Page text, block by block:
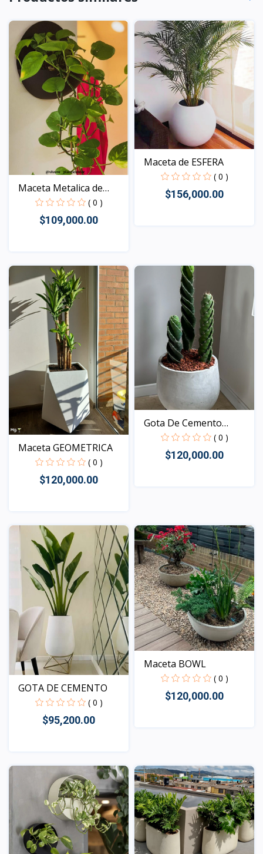
Maceta Metalica de
pare...
( 0 )
$109,000.00
Vista
Maceta de ESFERA
( 0 )
$156,000.00
Maceta GEOMETRICA
( 0 )
$120,000.00
Vista
Gota De Cemento
GORDA
( 0 )
$120,000.00
GOTA DE CEMENTO
( 0 )
$95,200.00
Vista
Maceta BOWL
( 0 )
$120,000.00